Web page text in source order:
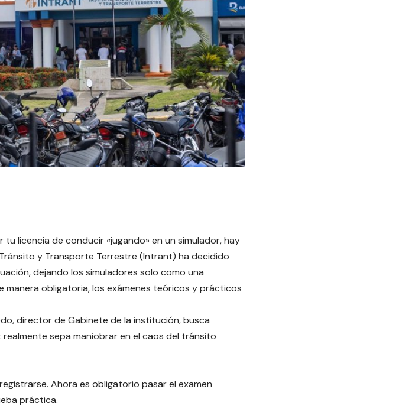
tu licencia de conducir «jugando» en un simulador, hay
y Transporte Terrestre (Intrant) ha decidido
dejando los simuladores solo como una
obligatoria, los exámenes teóricos y prácticos
director de Gabinete de la institución, busca
sepa maniobrar en el caos del tránsito
Ahora es obligatorio pasar el examen
práctica.